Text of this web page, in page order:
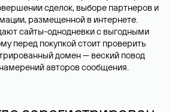
сделок, выборе партнеров и
размещенной в интернете.
сайты-однодневки с выгодными
перед покупкой стоит проверить
домен — веский повод
авторов сообщения.